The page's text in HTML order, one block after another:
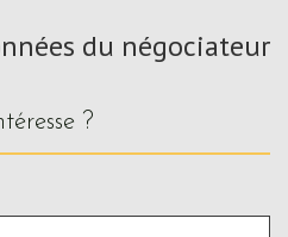
du négociateur
?